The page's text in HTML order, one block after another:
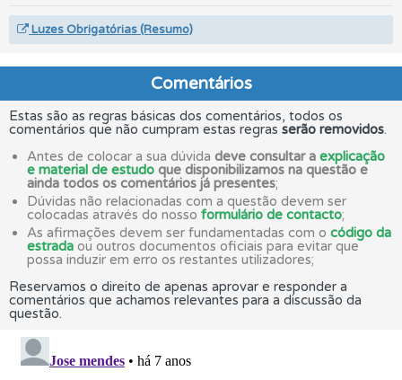
Luzes Obrigatórias (Resumo)
Comentários
Estas são as regras básicas dos comentários, todos os
comentários que não cumpram estas regras serão removidos.
Antes de colocar a sua dúvida deve consultar a explicação
e material de estudo que disponibilizamos na questão e
ainda todos os comentários já presentes;
Dúvidas não relacionadas com a questão devem ser
colocadas através do nosso formulário de contacto;
As afirmações devem ser fundamentadas com o código da
estrada ou outros documentos oficiais para evitar que
possa induzir em erro os restantes utilizadores;
Reservamos o direito de apenas aprovar e responder a
comentários que achamos relevantes para a discussão da
questão.